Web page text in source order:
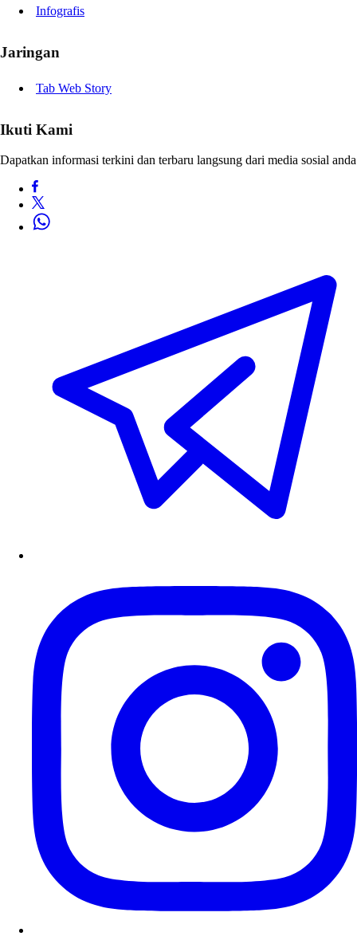
Infografis
Jaringan
Tab Web Story
Ikuti Kami
Dapatkan informasi terkini dan terbaru langsung dari media sosial anda